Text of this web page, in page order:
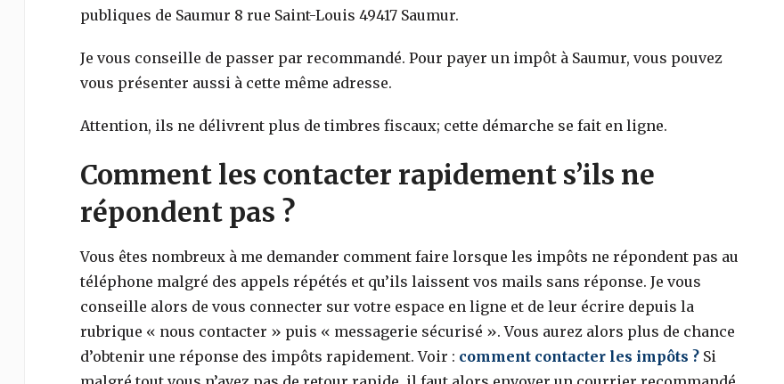
publiques de Saumur 8 rue Saint-Louis 49417 Saumur.
Je vous conseille de passer par recommandé. Pour payer un impôt à Saumur, vous pouvez
vous présenter aussi à cette même adresse.
Attention, ils ne délivrent plus de timbres fiscaux; cette démarche se fait en ligne.
Comment les contacter rapidement s’ils ne
répondent pas ?
Vous êtes nombreux à me demander comment faire lorsque les impôts ne répondent pas au
téléphone malgré des appels répétés et qu’ils laissent vos mails sans réponse. Je vous
conseille alors de vous connecter sur votre espace en ligne et de leur écrire depuis la
rubrique « nous contacter » puis « messagerie sécurisé ». Vous aurez alors plus de chance
d’obtenir une réponse des impôts rapidement. Voir : comment contacter les impôts ? Si